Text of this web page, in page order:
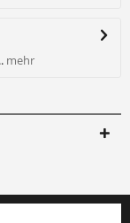
mehr